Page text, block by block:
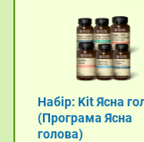
Набір: Kit Ясна
(Програма Ясна
голова)